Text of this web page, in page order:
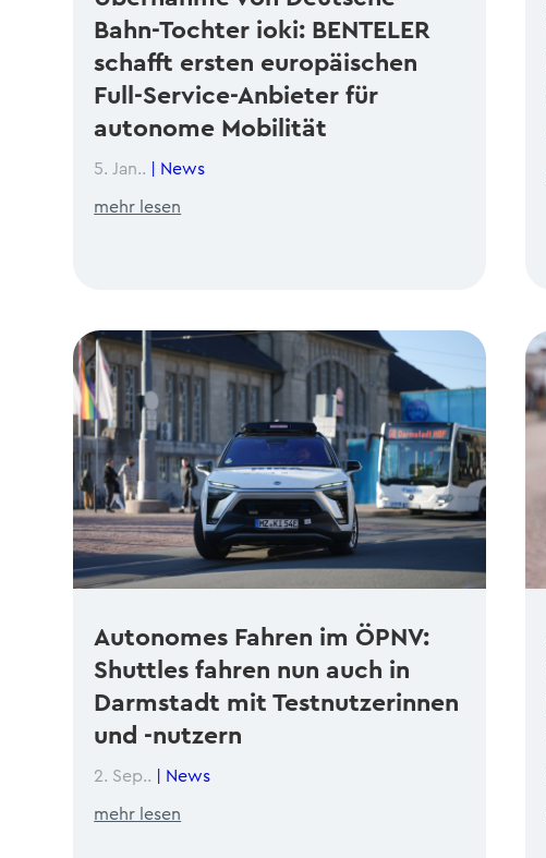
Bahn-Tochter ioki: BENTELER
schafft ersten europäischen
Full-Service-Anbieter für
autonome Mobilität
5. Jan.. News
mehr lesen
Autonomes Fahren im ÖPNV:
Shuttles fahren nun auch in
Darmstadt mit Testnutzerinnen
und -nutzern
2. Sep.. News
mehr lesen